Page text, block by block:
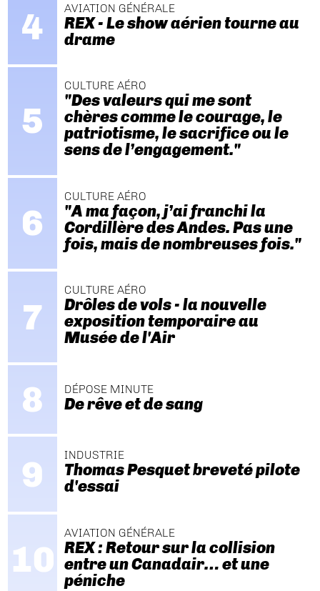
AVIATION GÉNÉRALE
REX - Le show aérien tourne au
drame
CULTURE AÉRO
"Des valeurs qui me sont
chères comme le courage, le
patriotisme, le sacrifice ou le
sens de l’engagement."
CULTURE AÉRO
"A ma façon, j’ai franchi la
Cordillère des Andes. Pas une
fois, mais de nombreuses fois."
CULTURE AÉRO
Drôles de vols - la nouvelle
exposition temporaire au
Musée de l'Air
DÉPOSE MINUTE
De rêve et de sang
INDUSTRIE
Thomas Pesquet breveté pilote
d'essai
AVIATION GÉNÉRALE
REX : Retour sur la collision
entre un Canadair… et une
péniche